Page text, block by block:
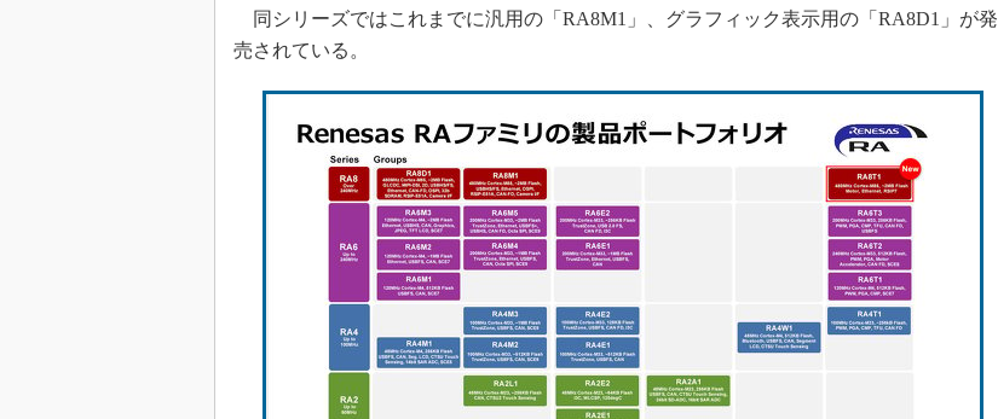
同シリーズではこれまでに汎用の「RA8M1」、グラフィック表示用の「RA8D1」が発
売されている。